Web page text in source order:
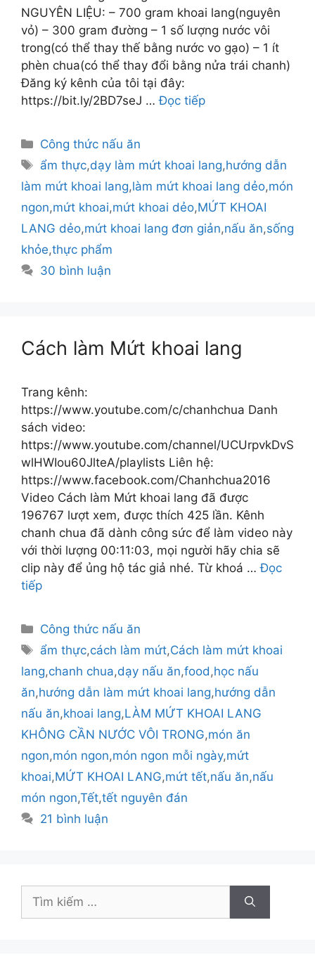
NGUYÊN LIỆU: – 700 gram khoai lang(nguyên
vỏ) – 300 gram đường – 1 số lượng nước vôi
trong(có thể thay thế bằng nước vo gạo) – 1 ít
phèn chua(có thể thay đổi bằng nửa trái chanh)
Đăng ký kênh của tôi tại đây:
https://bit.ly/2BD7seJ …Đọc tiếp
Danh
mục
Công thức nấu ăn
Thẻ
ẩm thực,dạy làm mứt khoai lang,hướng dẫn
làm mứt khoai lang,làm mứt khoai lang dẻo,món
ngon,mứt khoai,mứt khoai dẻo,MỨT KHOAI
LANG dẻo,mứt khoai lang đơn giản,nấu ăn,sống
khỏe,thực phẩm
30 bình luận
Cách làm Mứt khoai lang
Trang kênh:
https://www.youtube.com/c/chanhchua Danh
sách video:
https://www.youtube.com/channel/UCUrpvkDvS
wlHWIou60JlteA/playlists Liên hệ:
https://www.facebook.com/Chanhchua2016
Video Cách làm Mứt khoai lang đã được
196767 lượt xem, được thích 425 lần. Kênh
chanh chua đã dành công sức để làm video này
với thời lượng 00:11:03, mọi người hãy chia sẽ
clip này để ủng hộ tác giả nhé. Từ khoá …Đọc
tiếp
Danh
mục
Công thức nấu ăn
Thẻ
ẩm thực,cách làm mứt,Cách làm mứt khoai
lang,chanh chua,dạy nấu ăn,food,học nấu
ăn,hướng dẫn làm mứt khoai lang,hướng dẫn
nấu ăn,khoai lang,LÀM MỨT KHOAI LANG
KHÔNG CẦN NƯỚC VÔI TRONG,món ăn
ngon,món ngon,món ngon mỗi ngày,mứt
khoai,MỨT KHOAI LANG,mứt tết,nấu ăn,nấu
món ngon,Tết,tết nguyên đán
21 bình luận
Tìm